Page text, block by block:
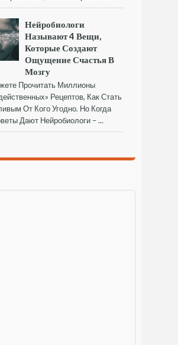
Нейробиологи
Называют 4 Вещи,
Которые Создают
Ощущение Счастья В
Мозгу
Прочитать Миллионы
Рецептов, Как Стать
От Кого Угодно. Но Когда
Дают Нейробиологи – ...